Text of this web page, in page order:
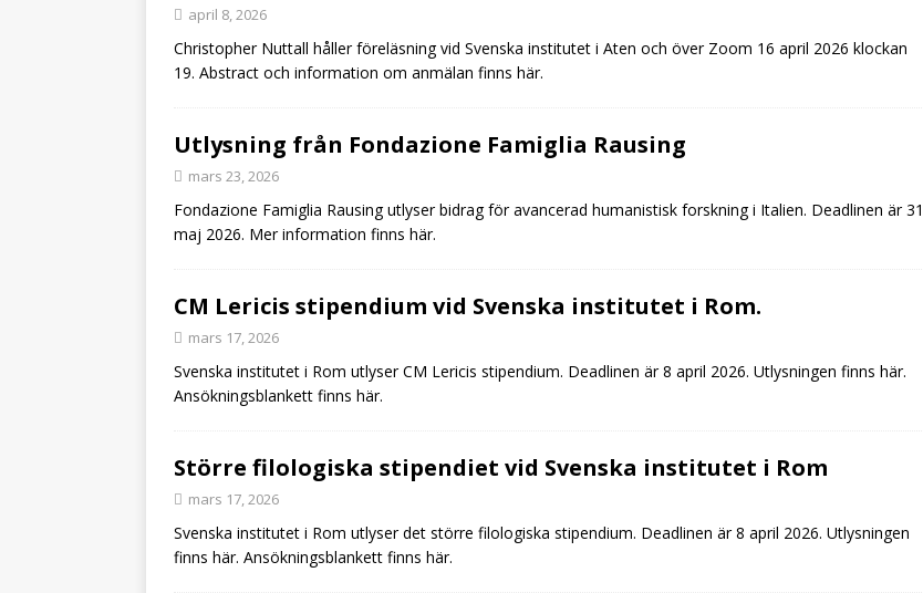
april 8, 2026
Christopher Nuttall håller föreläsning vid Svenska institutet i Aten och över Zoom 16 april 2026 klockan
19. Abstract och information om anmälan finns här.
Utlysning från Fondazione Famiglia Rausing
mars 23, 2026
Fondazione Famiglia Rausing utlyser bidrag för avancerad humanistisk forskning i Italien. Deadlinen är 31
maj 2026. Mer information finns här.
CM Lericis stipendium vid Svenska institutet i Rom.
mars 17, 2026
Svenska institutet i Rom utlyser CM Lericis stipendium. Deadlinen är 8 april 2026. Utlysningen finns här.
Ansökningsblankett finns här.
Större filologiska stipendiet vid Svenska institutet i Rom
mars 17, 2026
Svenska institutet i Rom utlyser det större filologiska stipendium. Deadlinen är 8 april 2026. Utlysningen
finns här. Ansökningsblankett finns här.